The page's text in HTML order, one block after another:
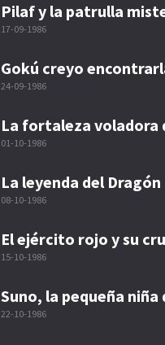
Pilaf y la patrulla
17-09-1986
Gokú creyo
24-09-1986
La fortaleza voladora
01-10-1986
La leyenda del Dragón
08-10-1986
El ejército rojo y su
15-10-1986
Suno, la pequeña
22-10-1986